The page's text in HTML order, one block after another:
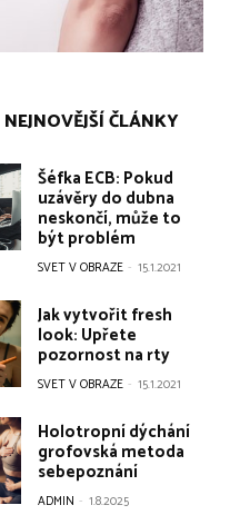
NEJNOVĚJŠÍ ČLÁNKY
Šéfka ECB: Pokud
uzávěry do dubna
neskončí, může to
být problém
SVET V OBRAZE - 15.1.2021
Jak vytvořit fresh
look: Upřete
pozornost na rty
SVET V OBRAZE - 15.1.2021
Holotropní dýchání
grofovská metoda
sebepoznání
ADMIN - 1.8.2025